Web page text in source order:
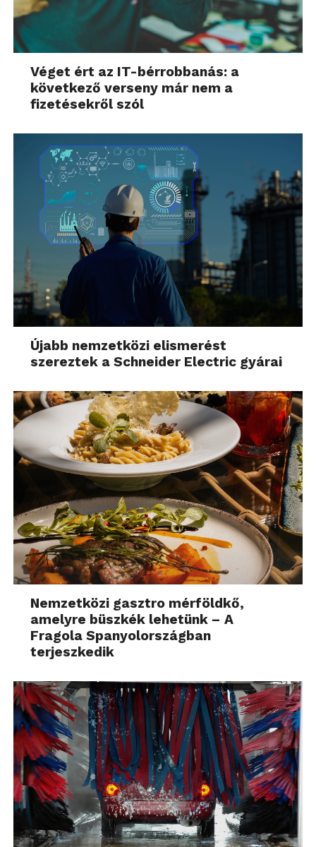
Magyarországon még
nincsen igazán erős
ellenérzés a bloggerekkel
és az influenszerekkel
szemben, a jelenség még
egy korai fázisban van,
amellyel a fogyasztók –
sőt a márkák egy része is
– még csak ismerkedik.
Főleg a fiatalabb
generációk körében pedig
kimondottan népszerűek
a véleményvezérek, így ez
egy hatékony csatorna
lehet bizonyos
célcsoportok elérésére.”
Véget ért az IT-bérrobbanás: a
következő verseny már nem a
fizetésekről szól
Újabb nemzetközi elismerést
szereztek a Schneider Electric gyárai
Nemzetközi gasztro mérföldkő,
amelyre büszkék lehetünk – A
Fragola Spanyolországban
terjeszkedik